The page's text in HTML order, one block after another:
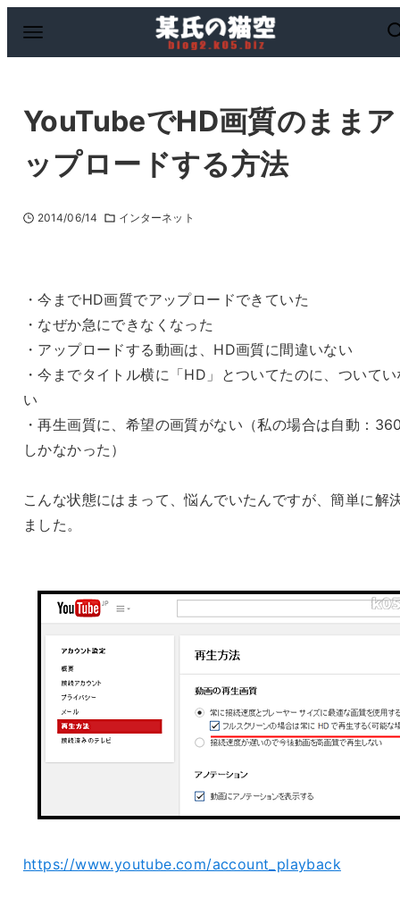
YouTubeでHD画質のままア
ップロードする方法
2014/06/14 インターネット
・今までHD画質でアップロードできていた
・なぜか急にできなくなった
・アップロードする動画は、HD画質に間違いない
・今までタイトル横に「HD」とついてたのに、ついてい
い
・再生画質に、希望の画質がない（私の場合は自動：
しかなかった）
こんな状態にはまって、悩んでいたんですが、簡単に解
ました。
https://www.youtube.com/account_playback